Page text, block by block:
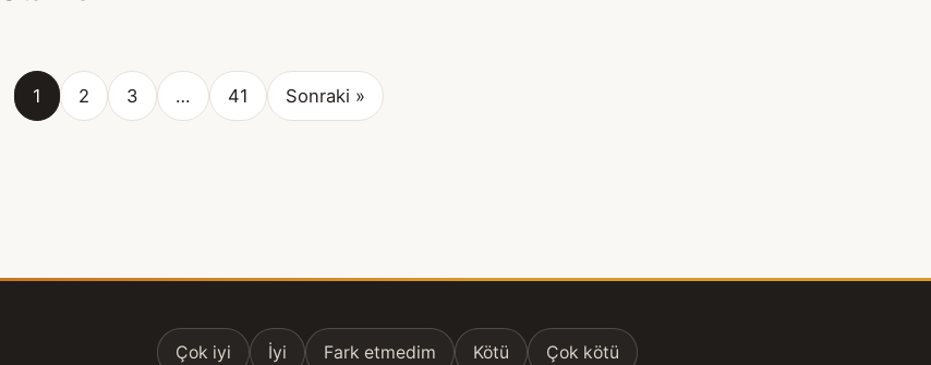
1 2 3 … 41 Sonraki »
Çok iyi İyi Fark etmedim Kötü Çok kötü